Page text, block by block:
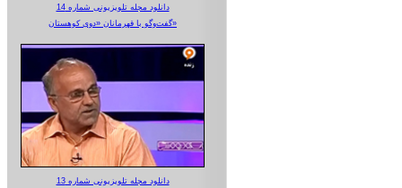
دانلود مجله تلویزیونی شماره 14
گفت‌وگو با قهرمانان «دوی کوهستان»
دانلود مجله تلویزیونی شماره 13